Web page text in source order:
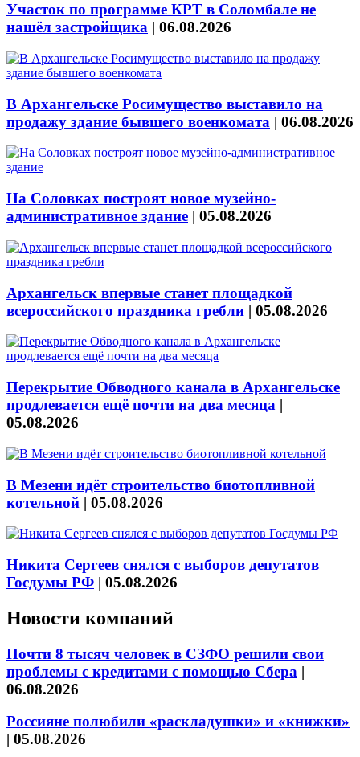
Участок по программе КРТ в Соломбале не
нашёл застройщика | 06.08.2026
В Архангельске Росимущество выставило на
продажу здание бывшего военкомата | 06.08.2026
На Соловках построят новое музейно-
административное здание | 05.08.2026
Архангельск впервые станет площадкой
всероссийского праздника гребли | 05.08.2026
Перекрытие Обводного канала в Архангельске
продлевается ещё почти на два месяца |
05.08.2026
В Мезени идёт строительство биотопливной
котельной | 05.08.2026
Никита Сергеев снялся с выборов депутатов
Госдумы РФ | 05.08.2026
Новости компаний
Почти 8 тысяч человек в СЗФО решили свои
проблемы с кредитами с помощью Сбера |
06.08.2026
Россияне полюбили «раскладушки» и «книжки»
| 05.08.2026